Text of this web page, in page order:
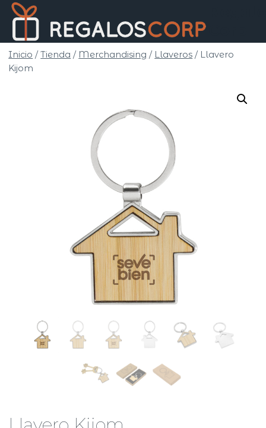
Saltar
contenido
Inicio / Tienda / Merchandising / Llaveros / Llavero
Kijom